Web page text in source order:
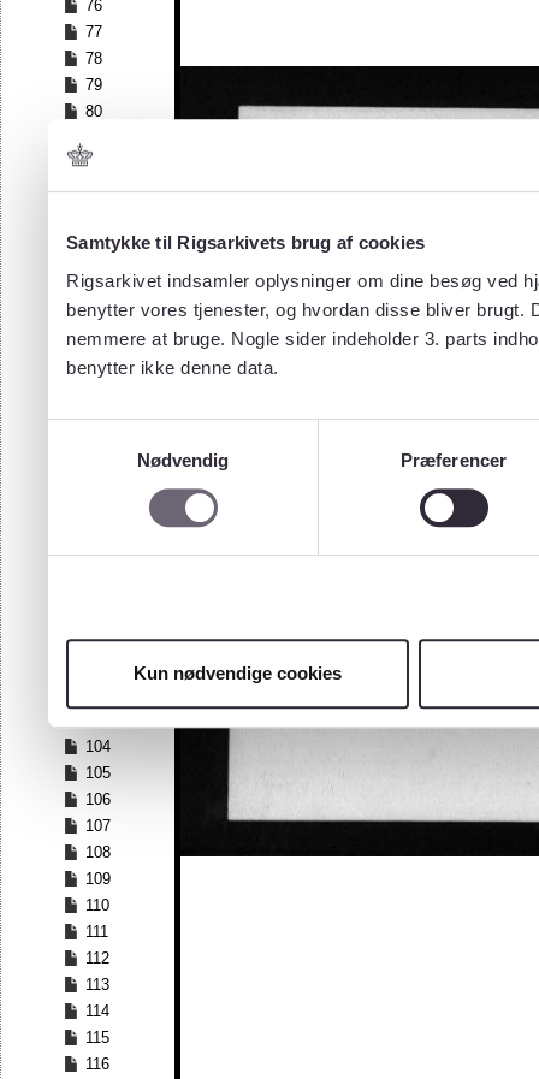
Samtykke til Rigsarkivets brug af cookies
Rigsarkivet indsamler oplysninger om dine besøg ved
benytter vores tjenester, og hvordan disse bliver
nemmere at bruge. Nogle sider indeholder 3. parts
benytter ikke denne data.
Nødvendig
Præferencer
Kun nødvendige cookies
76
77
78
79
80
82
83
85
87
88
89
90
97
100
104
105
106
107
108
109
110
111
112
113
114
115
116